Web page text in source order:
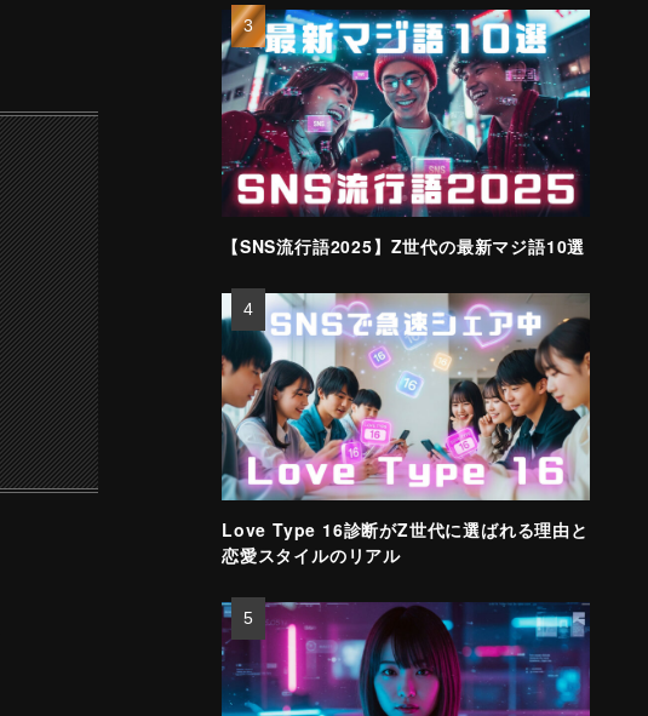
【SNS流行語2025】Z世代の最新マジ語10選
Love Type 16診断がZ世代に選ばれる理由と
恋愛スタイルのリアル